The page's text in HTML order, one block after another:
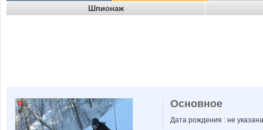
Шпионаж
Основное
Дата рождения : не указана